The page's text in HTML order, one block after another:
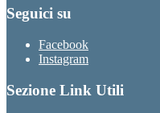
Seguici su
Facebook
Instagram
Sezione Link Utili